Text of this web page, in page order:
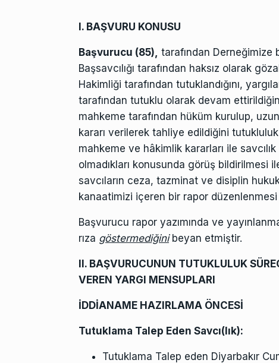
I. BAŞVURU KONUSU
Başvurucu (85), tarafından Derneğimize
Başsavcılığı tarafından haksız olarak
Hakimliği tarafından tutuklandığını,
tarafından tutuklu olarak devam
mahkeme tarafından hüküm kurulup,
kararı verilerek tahliye edildiğini
mahkeme ve hâkimlik kararları ile
olmadıkları konusunda görüş
savcıların ceza, tazminat ve disiplin
kanaatimizi içeren bir rapor
Başvurucu rapor yazımında ve
rıza göstermediğinibeyan etmiştir.
II. BAŞVURUCUNUN TUTUKLULUK
VEREN YARGI MENSUPLARI
İDDİANAME HAZIRLAMA ÖNCESİ
Tutuklama Talep Eden Savcı(lık):
Tutuklama Talep eden Diyarbakır